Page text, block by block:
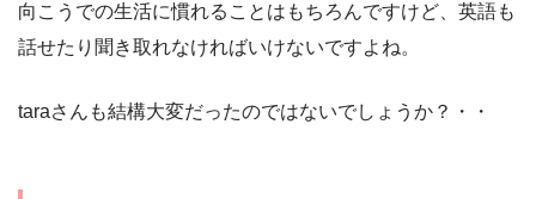
向こうでの生活に慣れることはもちろんですけど、英語も
話せたり聞き取れなければいけないですよね。
taraさんも結構大変だったのではないでしょうか？・・